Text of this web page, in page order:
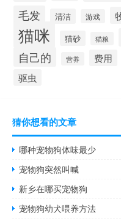
毛发 清洁 游戏
猫咪 猫砂 猫粮
自己的 营养 费用
驱虫
猜你想看的文章
哪种宠物狗体味最少
宠物狗突然叫喊
新乡在哪买宠物狗
宠物狗幼犬喂养方法